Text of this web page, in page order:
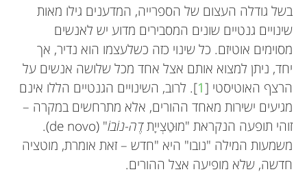
בשל גודלה העצום של הספרייה, המדענים גילו מאות
שינויים גנטיים שונים המסבירים מדוע יש לאנשים
מסוימים אוטיזם. כל שינוי כזה כשלעצמו הוא נדיר, אך
יחד, ניתן למצוא אותם אצל אחד מכל שלושה אנשים על
הרצף האוטיסטי [1]. לרוב, השינויים הגנטיים הללו אינם
מגיעים ישירות מאחד ההורים, אלא מתרחשים במקרה –
זוהי תופעה הנקראת "מוּטַצְייָתדֶה-נוֹבוֹ
" (de novo).
משמעות המילה "נובו" היא "חדש – זאת אומרת, מוטציה
חדשה, שלא מופיעה אצל ההורים.